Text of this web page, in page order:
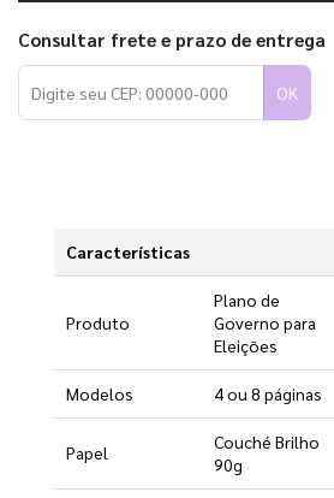
Consultar frete e prazo de entrega
OK
Características
Produto
Plano de
Governo para
Eleições
Modelos 4 ou 8 páginas
Papel
Couché Brilho
90g